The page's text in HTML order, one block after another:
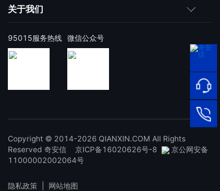
95015
网络安
全服务
热线
在线客
求职者
产品注册与激活
样本上报
奇安信天守安全软件
网神
技术研究院
补天漏洞响应平台
关于我们
公司简介
公司新闻
进出口合规声明
95015服务热线 微信公众号
Copyright © 2014-2026 QIANXIN.COM All Rights
Reserved 奇安信
京ICP备16020626号-8
京公网安备
11000002002064号
隐私政策 网站地图